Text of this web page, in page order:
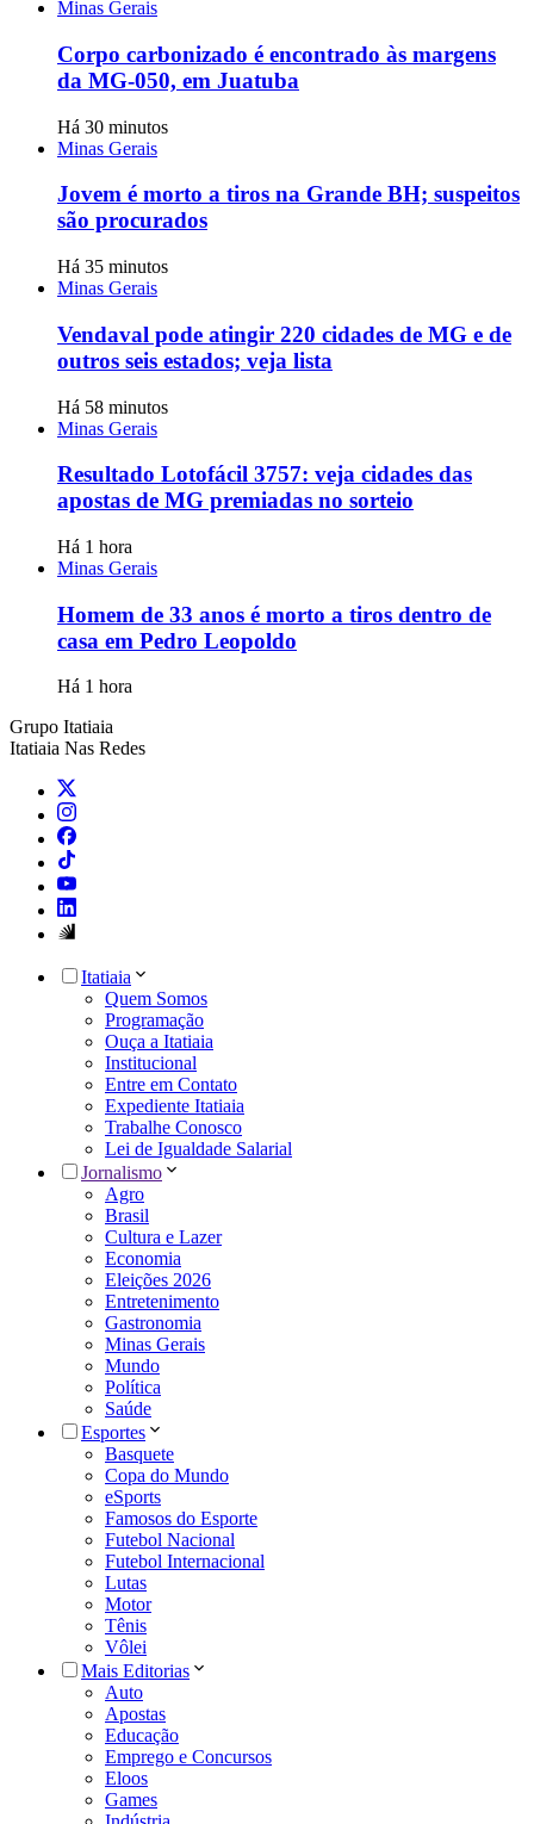
Minas Gerais
Corpo carbonizado é encontrado às margens
da MG-050, em Juatuba
Há 30 minutos
Minas Gerais
Jovem é morto a tiros na Grande BH; suspeitos
são procurados
Há 35 minutos
Minas Gerais
Vendaval pode atingir 220 cidades de MG e de
outros seis estados; veja lista
Há 58 minutos
Minas Gerais
Resultado Lotofácil 3757: veja cidades das
apostas de MG premiadas no sorteio
Há 1 hora
Minas Gerais
Homem de 33 anos é morto a tiros dentro de
casa em Pedro Leopoldo
Há 1 hora
Grupo Itatiaia
Itatiaia Nas Redes
Itatiaia
Quem Somos
Programação
Ouça a Itatiaia
Institucional
Entre em Contato
Expediente Itatiaia
Trabalhe Conosco
Lei de Igualdade Salarial
Jornalismo
Agro
Brasil
Cultura e Lazer
Economia
Eleições 2026
Entretenimento
Gastronomia
Minas Gerais
Mundo
Política
Saúde
Esportes
Basquete
Copa do Mundo
eSports
Famosos do Esporte
Futebol Nacional
Futebol Internacional
Lutas
Motor
Tênis
Vôlei
Mais Editorias
Auto
Apostas
Educação
Emprego e Concursos
Eloos
Games